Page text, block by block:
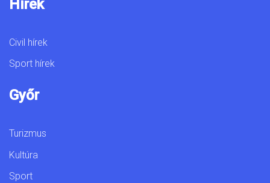
Hírek
Civil hírek
Sport hírek
Győr
Turizmus
Kultúra
Sport